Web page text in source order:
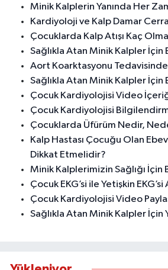
Minik Kalplerin Yanında Her
Kardiyoloji ve Kalp Damar
Çocuklarda Kalp Atışı Kaç
Sağlıkla Atan Minik Kalpler İçin
Aort Koarktasyonu
Sağlıkla Atan Minik Kalpler İçin
Çocuk Kardiyolojisi Video
Çocuk Kardiyolojisi
Çocuklarda Üfürüm Nedir,
Kalp Hastası Çocuğu Olan
Dikkat Etmelidir?
Minik Kalplerimizin Sağlığı İçin
Çocuk EKG’si ile Yetişkin EKG’si
Çocuk Kardiyolojisi Video
Sağlıkla Atan Minik Kalpler İçin